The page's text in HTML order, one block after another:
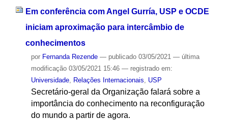
Em conferência com Angel Gurría, USP e OCDE
iniciam aproximação para intercâmbio de
conhecimentos
por Fernanda Rezende — publicado03/05/2021 — última
modificação03/05/2021 15:46 — registrado em:
Universidade, Relações Internacionais USP
Secretário-geral da Organização falará sobre a
importância do conhecimento na reconfiguração
do mundo a partir de agora.